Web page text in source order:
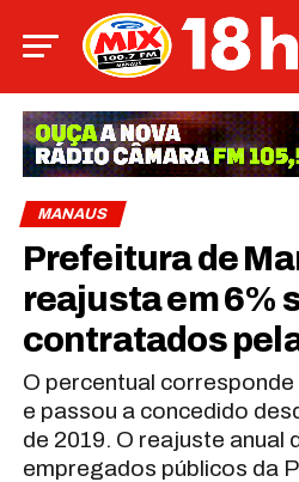
MANAUS
Prefeitura de
reajusta em 6%
contratados
O percentual
e passou a concedido
de 2019. O reajuste anual
empregados públicos da